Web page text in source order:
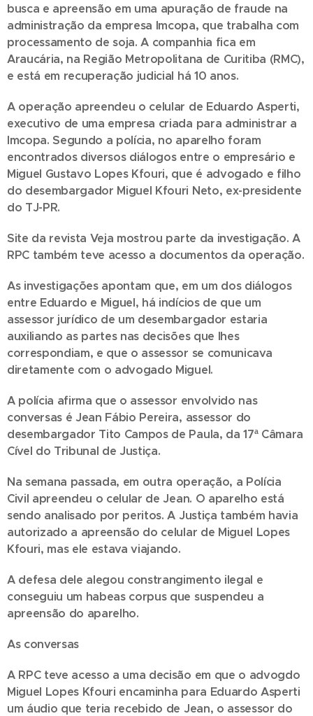
busca e apreensão em uma apuração de fraude na
administração da empresa Imcopa, que trabalha com
processamento de soja. A companhia fica em
Araucária, na Região Metropolitana de Curitiba (RMC),
e está em recuperação judicial há 10 anos.
A operação apreendeu o celular de Eduardo Asperti,
executivo de uma empresa criada para administrar a
Imcopa. Segundo a polícia, no aparelho foram
encontrados diversos diálogos entre o empresário e
Miguel Gustavo Lopes Kfouri, que é advogado e filho
do desembargador Miguel Kfouri Neto, ex-presidente
do TJ-PR.
Site da revista Veja mostrou parte da investigação. A
RPC também teve acesso a documentos da operação.
As investigações apontam que, em um dos diálogos
entre Eduardo e Miguel, há indícios de que um
assessor jurídico de um desembargador estaria
auxiliando as partes nas decisões que lhes
correspondiam, e que o assessor se comunicava
diretamente com o advogado Miguel.
A polícia afirma que o assessor envolvido nas
conversas é Jean Fábio Pereira, assessor do
desembargador Tito Campos de Paula, da 17ª Câmara
Cível do Tribunal de Justiça.
Na semana passada, em outra operação, a Polícia
Civil apreendeu o celular de Jean. O aparelho está
sendo analisado por peritos. A Justiça também havia
autorizado a apreensão do celular de Miguel Lopes
Kfouri, mas ele estava viajando.
A defesa dele alegou constrangimento ilegal e
conseguiu um habeas corpus que suspendeu a
apreensão do aparelho.
As conversas
A RPC teve acesso a uma decisão em que o advogdo
Miguel Lopes Kfouri encaminha para Eduardo Asperti
um áudio que teria recebido de Jean, o assessor do